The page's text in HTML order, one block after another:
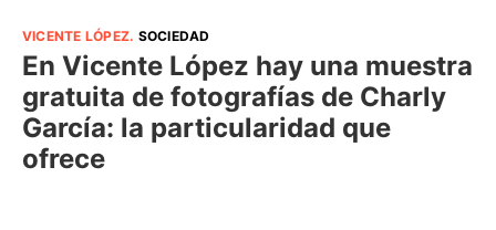
VICENTE LÓPEZ. SOCIEDAD
En Vicente López hay una muestra
gratuita de fotografías de Charly
García: la particularidad que
ofrece